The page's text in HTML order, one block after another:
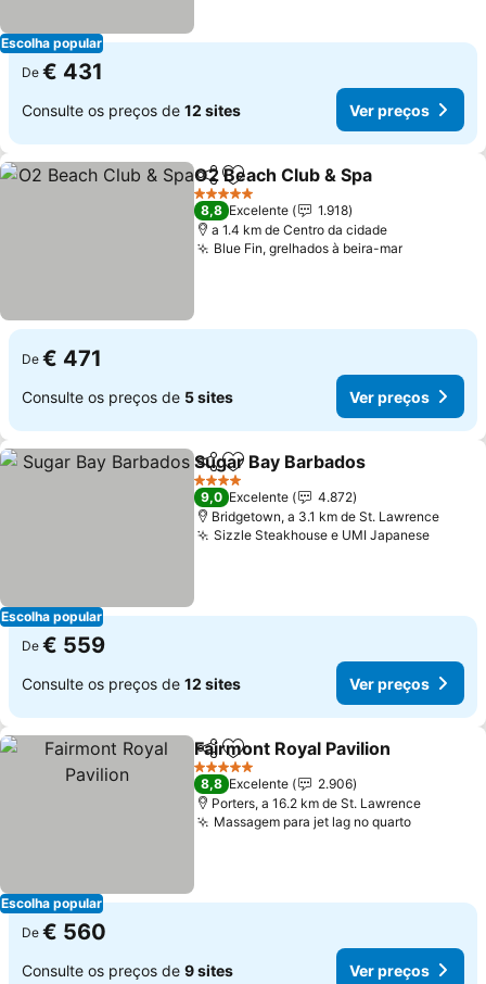
Escolha popular
De € 431
Consulte os preços de 12 sites Ver preços
PartilharAdicionar aos favoritos
O2 Beach Club & Spa
5 Estrelas
8,8 Excelente
1.918
a 1.4 km de Centro da cidade
Blue Fin, grelhados à beira-mar
De € 471
Consulte os preços de 5 sites Ver preços
Escolha popular
PartilharAdicionar aos favoritos
Sugar Bay Barbados
4 Estrelas
9,0 Excelente
4.872
Bridgetown, a 3.1 km de St. Lawrence
Sizzle Steakhouse e UMI Japanese
De € 559
Consulte os preços de 12 sites Ver preços
Escolha popular
PartilharAdicionar aos favoritos
Fairmont Royal Pavilion
5 Estrelas
8,8 Excelente
2.906
Porters, a 16.2 km de St. Lawrence
Massagem para jet lag no quarto
De € 560
Consulte os preços de 9 sites Ver preços